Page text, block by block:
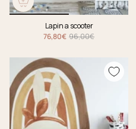
Lapin a scooter
76,80€ 96,00€